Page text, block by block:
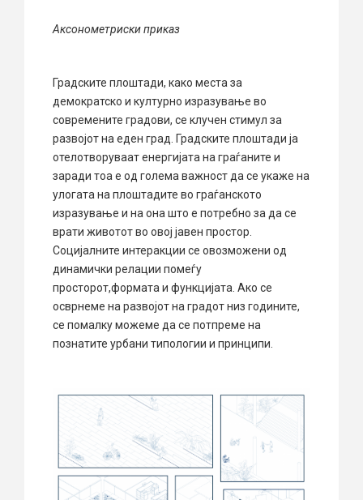
Аксонометриски приказ
Градските плоштади, како места за
демократско и културно изразување во
современите градови, се клучен стимул за
развојот на еден град. Градските плоштади ја
отелотворуваат енергијата на граѓаните и
заради тоа е од голема важност да се укаже на
улогата на плоштадите во граѓанското
изразување и на она што е потребно за да се
врати животот во овој јавен простор.
Социјалните интеракции се овозможени од
динамички релации помеѓу
просторот,формата и функцијата. Ако се
осврнеме на развојот на градот низ годините,
се помалку можеме да се потпреме на
познатите урбани типологии и принципи.